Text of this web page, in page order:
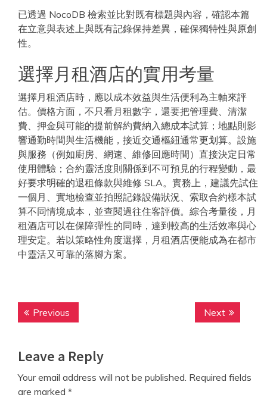
已透過 NocoDB 檢索並比對既有標題與內容，確認本篇
在立意與表述上與既有記錄保持差異，確保獨特性與原創
性。
選擇月租酒店的實用考量
選擇月租酒店時，應以成本效益與生活便利為主軸來評
估。價格方面，不只看月租數字，還要把管理費、清潔
費、押金與可能的提前解約費納入總成本試算；地點則影
響通勤時間與生活機能，接近交通樞紐通常更划算。設施
與服務（例如廚房、網速、維修回應時間）直接決定日常
使用體驗；合約靈活度則關係到不可預見的行程變動，最
好要求明確的退租條款與維修 SLA。實務上，建議先試住
一個月、實地檢查並拍照記錄設備狀況、索取合約樣本試
算不同情境成本，並查閱過往住客評價。綜合考量後，月
租酒店可以在保障彈性的同時，達到較高的生活效率與心
理安定。若以策略性角度選擇，月租酒店便能成為在都市
中靈活又可靠的落腳方案。
Post
Previous
post:
NextNext
post:
Leave a Reply
Your email address will not be published. Required fields
are marked *